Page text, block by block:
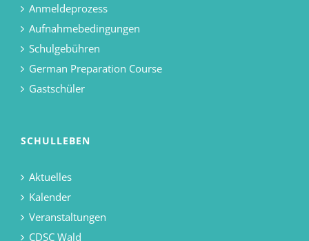
Anmeldeprozess
Aufnahmebedingungen
Schulgebühren
German Preparation Course
Gastschüler
SCHULLEBEN
Aktuelles
Kalender
Veranstaltungen
CDSC Wald